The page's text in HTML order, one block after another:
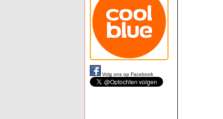
Volg ons op Facebook